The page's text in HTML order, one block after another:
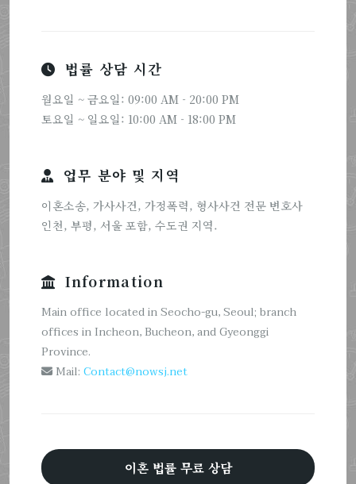
법률 상담 시간
월요일 ~ 금요일: 09:00 AM - 20:00 PM
토요일 ~ 일요일: 10:00 AM - 18:00 PM
업무 분야 및 지역
이혼소송, 가사사건, 가정폭력, 형사사건 전문 변호사
인천, 부평, 서울 포함, 수도권 지역.
Information
Main office located in Seocho-gu, Seoul; branch
offices in Incheon, Bucheon, and Gyeonggi
Province.
Mail: Contact@nowsj.net
이혼 법률 무료 상담